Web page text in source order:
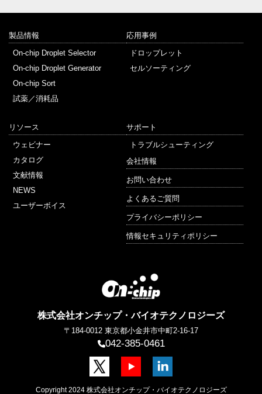
製品情報
On-chip Droplet Selector
On-chip Droplet Generator
On-chip Sort
試薬／消耗品
応用事例
ドロップレット
セルソーティング
リソース
ウェビナー
カタログ
文献情報
NEWS
ユーザーボイス
サポート
トラブルシューティング
会社情報
お問い合わせ
よくあるご質問
プライバシーポリシー
情報セキュリティポリシー
株式会社オンチップ・バイオテクノロジーズ
〒184-0012 東京都小金井市中町2-16-17
042-385-0461
Copyright 2024 株式会社オンチップ・バイオテクノロジーズ